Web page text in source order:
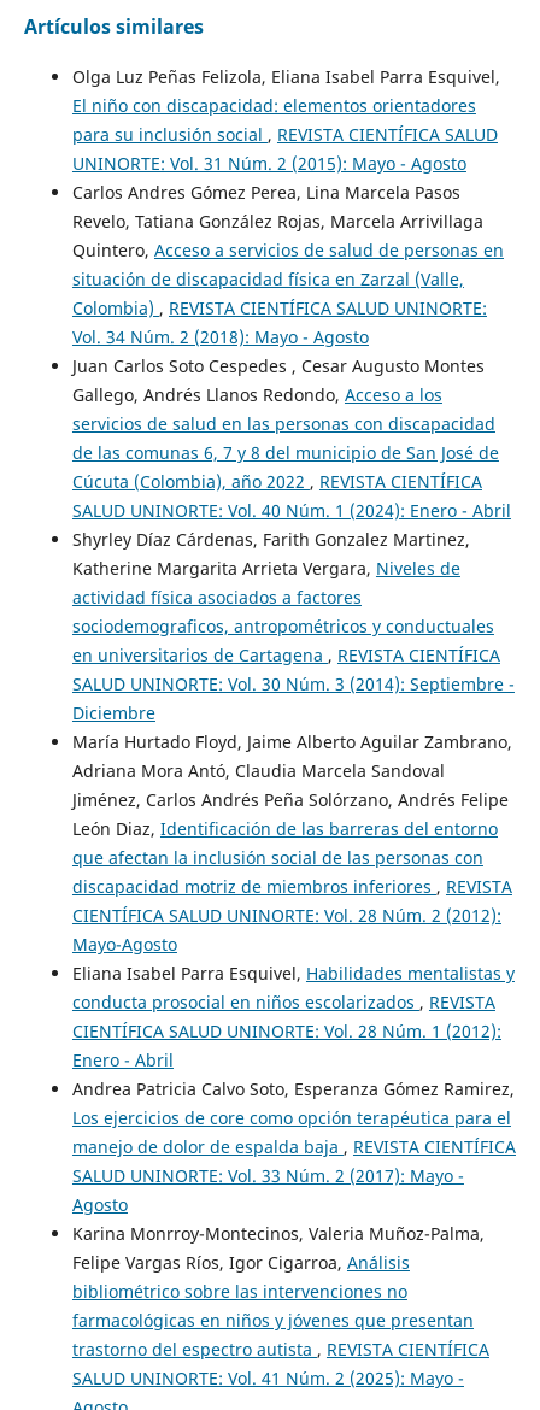
Artículos similares
Olga Luz Peñas Felizola, Eliana Isabel Parra Esquivel,
El niño con discapacidad: elementos orientadores
para su inclusión social , REVISTA CIENTÍFICA SALUD
UNINORTE: Vol. 31 Núm. 2 (2015): Mayo - Agosto
Carlos Andres Gómez Perea, Lina Marcela Pasos
Revelo, Tatiana González Rojas, Marcela Arrivillaga
Quintero, Acceso a servicios de salud de personas en
situación de discapacidad física en Zarzal (Valle,
Colombia) , REVISTA CIENTÍFICA SALUD UNINORTE:
Vol. 34 Núm. 2 (2018): Mayo - Agosto
Juan Carlos Soto Cespedes , Cesar Augusto Montes
Gallego, Andrés Llanos Redondo, Acceso a los
servicios de salud en las personas con discapacidad
de las comunas 6, 7 y 8 del municipio de San José de
Cúcuta (Colombia), año 2022 , REVISTA CIENTÍFICA
SALUD UNINORTE: Vol. 40 Núm. 1 (2024): Enero - Abril
Shyrley Díaz Cárdenas, Farith Gonzalez Martinez,
Katherine Margarita Arrieta Vergara, Niveles de
actividad física asociados a factores
sociodemograficos, antropométricos y conductuales
en universitarios de Cartagena , REVISTA CIENTÍFICA
SALUD UNINORTE: Vol. 30 Núm. 3 (2014): Septiembre -
Diciembre
María Hurtado Floyd, Jaime Alberto Aguilar Zambrano,
Adriana Mora Antó, Claudia Marcela Sandoval
Jiménez, Carlos Andrés Peña Solórzano, Andrés Felipe
León Diaz, Identificación de las barreras del entorno
que afectan la inclusión social de las personas con
discapacidad motriz de miembros inferiores , REVISTA
CIENTÍFICA SALUD UNINORTE: Vol. 28 Núm. 2 (2012):
Mayo-Agosto
Eliana Isabel Parra Esquivel, Habilidades mentalistas y
conducta prosocial en niños escolarizados , REVISTA
CIENTÍFICA SALUD UNINORTE: Vol. 28 Núm. 1 (2012):
Enero - Abril
Andrea Patricia Calvo Soto, Esperanza Gómez Ramirez,
Los ejercicios de core como opción terapéutica para el
manejo de dolor de espalda baja , REVISTA CIENTÍFICA
SALUD UNINORTE: Vol. 33 Núm. 2 (2017): Mayo -
Agosto
Karina Monrroy-Montecinos, Valeria Muñoz-Palma,
Felipe Vargas Ríos, Igor Cigarroa, Análisis
bibliométrico sobre las intervenciones no
farmacológicas en niños y jóvenes que presentan
trastorno del espectro autista , REVISTA CIENTÍFICA
SALUD UNINORTE: Vol. 41 Núm. 2 (2025): Mayo -